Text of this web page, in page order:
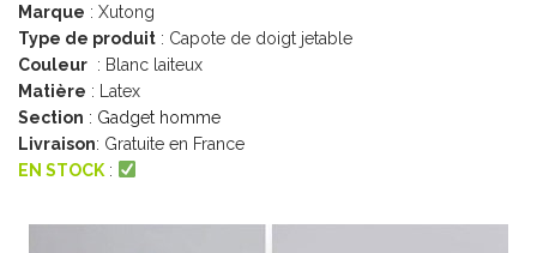
Marque : Xutong
Type de produit : Capote de doigt jetable
Couleur : Blanc laiteux
Matière : Latex
Section : Gadget homme
Livraison: Gratuite en France
EN STOCK :